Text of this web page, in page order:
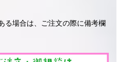
場合は、ご注文の際に備考欄